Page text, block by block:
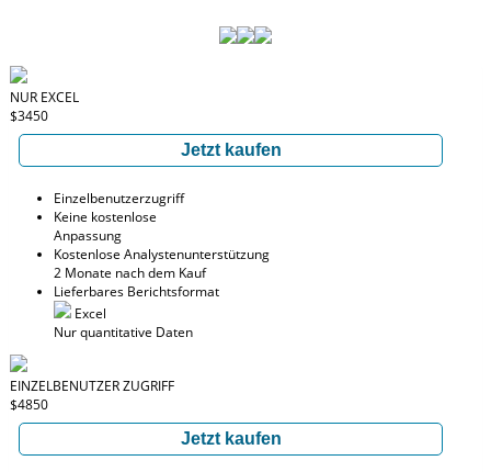
NUR EXCEL
$3450
Jetzt kaufen
Einzelbenutzerzugriff
Keine kostenlose
Anpassung
Kostenlose Analystenunterstützung
2 Monate nach dem Kauf
Lieferbares Berichtsformat
Excel
Nur quantitative Daten
EINZELBENUTZER ZUGRIFF
$4850
Jetzt kaufen